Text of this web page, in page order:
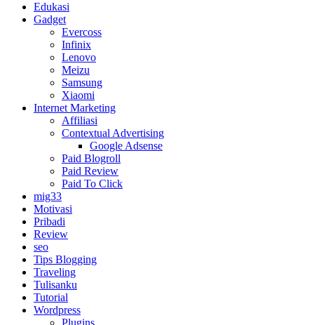
Edukasi
Gadget
Evercoss
Infinix
Lenovo
Meizu
Samsung
Xiaomi
Internet Marketing
Affiliasi
Contextual Advertising
Google Adsense
Paid Blogroll
Paid Review
Paid To Click
mig33
Motivasi
Pribadi
Review
seo
Tips Blogging
Traveling
Tulisanku
Tutorial
Wordpress